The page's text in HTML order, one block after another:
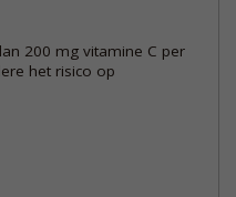
200 mg vitamine C per
het risico op